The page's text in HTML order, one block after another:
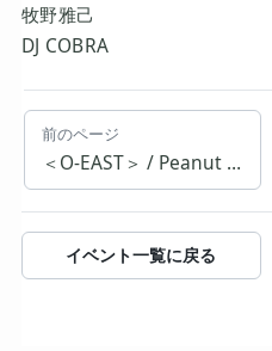
牧野雅己
DJ COBRA
前のページ
＜O-EAST＞ / Peanut Butter Wolf (Stones Throw 30 Years Video DJ set) / Knxwledge
イベント一覧に戻る